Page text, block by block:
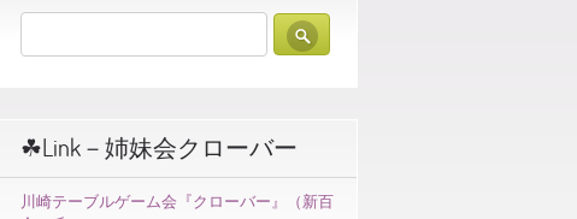
☘Link－姉妹会クローバー
川崎テーブルゲーム会『クローバー』（新百